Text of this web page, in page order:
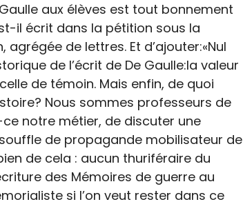
aux élèves est tout bonnement
il écrit dans la pétition sous la
de lettres. Et d’ajouter:«Nul
de l’écrit de De Gaulle:la valeur
de témoin. Mais enfin, de quoi
Nous sommes professeurs de
notre métier, de discuter une
de propagande mobilisateur de
de cela : aucun thuriféraire du
des Mémoires de guerre au
si l’on veut rester dans ce